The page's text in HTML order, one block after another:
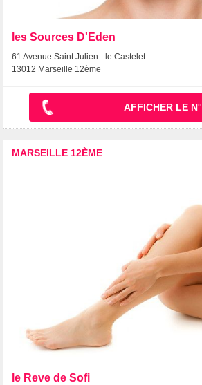
les Sources D'Eden
61 Avenue Saint Julien - le Castelet
13012 Marseille 12ème
AFFICHER LE N°
MARSEILLE 12ÈME
le Reve de Sofi